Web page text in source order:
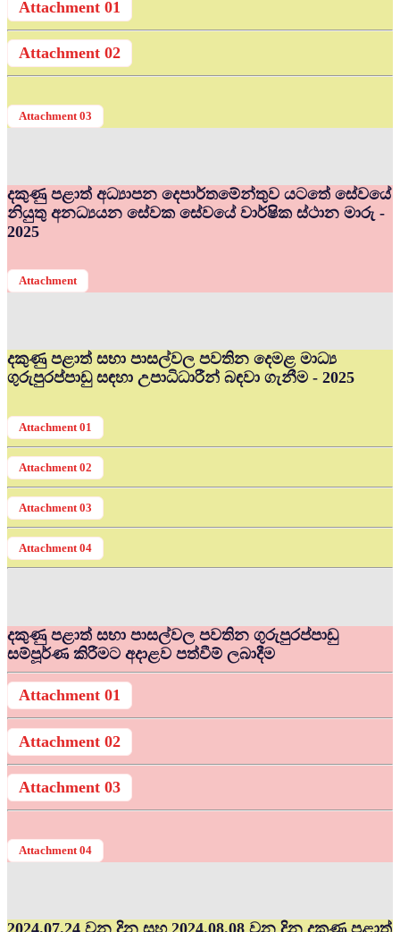
Attachment 01
Attachment 02
Attachment 03
දකුණු පළාත් අධ්‍යාපන දෙපාර්තමේන්තුව යටතේ සේවයේ
නියුතු අනධ්‍යයන සේවක සේවයේ වාර්ෂික ස්ථාන මාරු -
2025
Attachment
දකුණු පළාත් සභා පාසල්වල පවතින දෙමළ මාධ්‍ය
ගුරුපුරප්පාඩු සඳහා උපාධිධාරීන් බඳවා ගැනීම - 2025
Attachment 01
Attachment 02
Attachment 03
Attachment 04
දකුණු පළාත් සභා පාසල්වල පවතින ගුරුපුරප්පාඩු
සම්පූර්ණ කිරීමට අදාළව පත්වීම් ලබාදීම
Attachment 01
Attachment 02
Attachment 03
Attachment 04